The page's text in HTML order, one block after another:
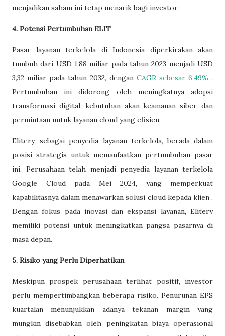
menjadikan saham ini tetap menarik bagi investor.​
4. Potensi Pertumbuhan ELIT
Pasar layanan terkelola di Indonesia diperkirakan akan
tumbuh dari USD 1,88 miliar pada tahun 2023 menjadi USD
3,32 miliar pada tahun 2032, dengan CAGR sebesar 6,49% .
Pertumbuhan ini didorong oleh meningkatnya adopsi
transformasi digital, kebutuhan akan keamanan siber, dan
permintaan untuk layanan cloud yang efisien.​
Elitery, sebagai penyedia layanan terkelola, berada dalam
posisi strategis untuk memanfaatkan pertumbuhan pasar
ini. Perusahaan telah menjadi penyedia layanan terkelola
Google Cloud pada Mei 2024, yang memperkuat
kapabilitasnya dalam menawarkan solusi cloud kepada klien .
Dengan fokus pada inovasi dan ekspansi layanan, Elitery
memiliki potensi untuk meningkatkan pangsa pasarnya di
masa depan.​
5. Risiko yang Perlu Diperhatikan
Meskipun prospek perusahaan terlihat positif, investor
perlu mempertimbangkan beberapa risiko. Penurunan EPS
kuartalan menunjukkan adanya tekanan margin yang
mungkin disebabkan oleh peningkatan biaya operasional